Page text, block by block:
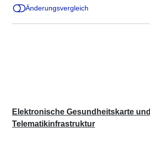
Änderungsvergleich
Elektronische Gesundheitskarte und
Telematikinfrastruktur